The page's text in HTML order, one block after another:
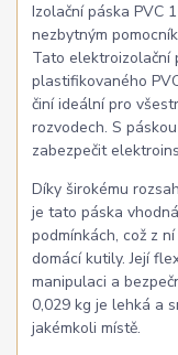
Izolační páska PVC
nezbytným
Tato elektroizolační
plastifikovaného
činí ideální pro
rozvodech. S
zabezpečit
Díky širokému
je tato páska
podmínkách, což z
domácí kutily. Její
manipulaci a
0,029 kg je lehká a
jakémkoli místě.